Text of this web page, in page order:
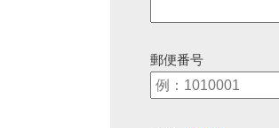
郵便番号